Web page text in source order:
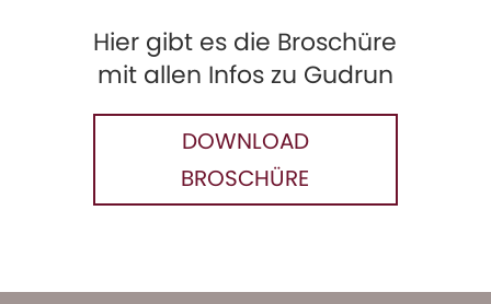
Hier gibt es die Broschüre
mit allen Infos zu Gudrun
DOWNLOAD
BROSCHÜRE